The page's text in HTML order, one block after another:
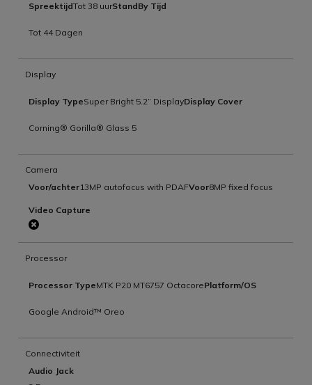
SpreektijdTot 38 uurStandBy Tijd
Tot 44 Dagen
Display
Display TypeSuper Bright 5.2” DisplayDisplay Cover
Corning® Gorilla® Glass 5
Camera
Voor/achter13MP autofocus with PDAFVoor8MP fixed focus
Video Capture
Processor
Processor TypeMTK P20 MT6757 OctacorePlatform/OS
Google Android™ Oreo
Connectiviteit
Audio Jack